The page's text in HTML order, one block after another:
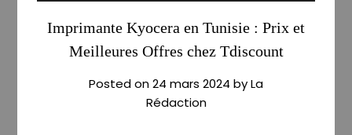
Imprimante Kyocera en Tunisie : Prix et
Meilleures Offres chez Tdiscount
Posted on24 mars 2024 byLa
Rédaction